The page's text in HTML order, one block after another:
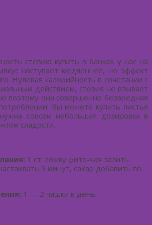
стевию купить в банках у нас на
наступает медленнее, но эффект
Нулевая калорийность в сочетании с
действием, стевия не взывает
поэтому она совершенно безвредная
Вы можете купить листья
совсем небольшая дозировка в
сладости.
1 ст. ложку фито-чая залить
9 минут, сахар добавить по
1 — 2 чашки в день.